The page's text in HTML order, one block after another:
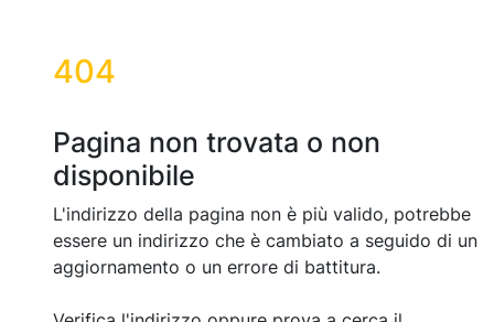
404
Pagina non trovata o non
disponibile
L'indirizzo della pagina non è più valido, potrebbe
essere un indirizzo che è cambiato a seguido di un
aggiornamento o un errore di battitura.